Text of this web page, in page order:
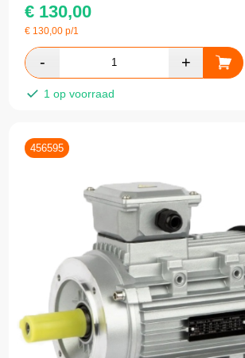
€ 130,00
€ 130,00 p/1
1 op voorraad
456595